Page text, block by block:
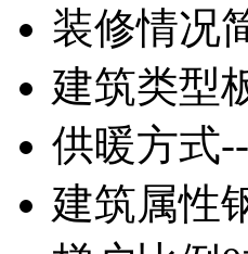
装修情况
建筑类型
供暖方式--
建筑属性